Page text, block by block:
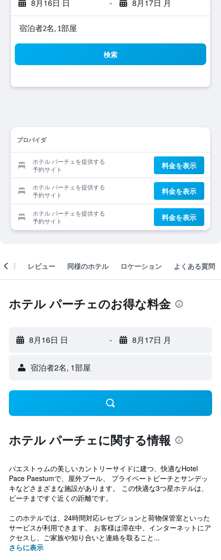
8月16日 日 - 8月17日 月
宿泊者2名, 1​部屋
検索
プロバイダ
ホテル パーチェを提供する
予約サイト
料金を表示
ホテル パーチェを提供する
予約サイト
料金を表示
ホテル パーチェを提供する
予約サイト
料金を表示
概要 レビュー 同様のホテル ロケーション よくある質問
ホテル パーチェのお得な料金
8月16日 日 - 8月17日 月
宿泊者2名, 1​部屋
ホテル パーチェに関する情報
パエストゥムの美しいカントリーサイドに建つ、快適なHotel
Pace Paestumで、屋外プール、 プライベートビーチとサンデッ
キなどさまざまな施設があります。 この快適な3つ星ホテルは、
ビーチまですぐ近くの距離です。
このホテルでは、24時間対応レセプションと荷物保管室といった
サービスが利用できます。 お客様は滞在中、インターネットにア
クセスし、ご家族や知り合いと連絡を取ること...
さらに表示